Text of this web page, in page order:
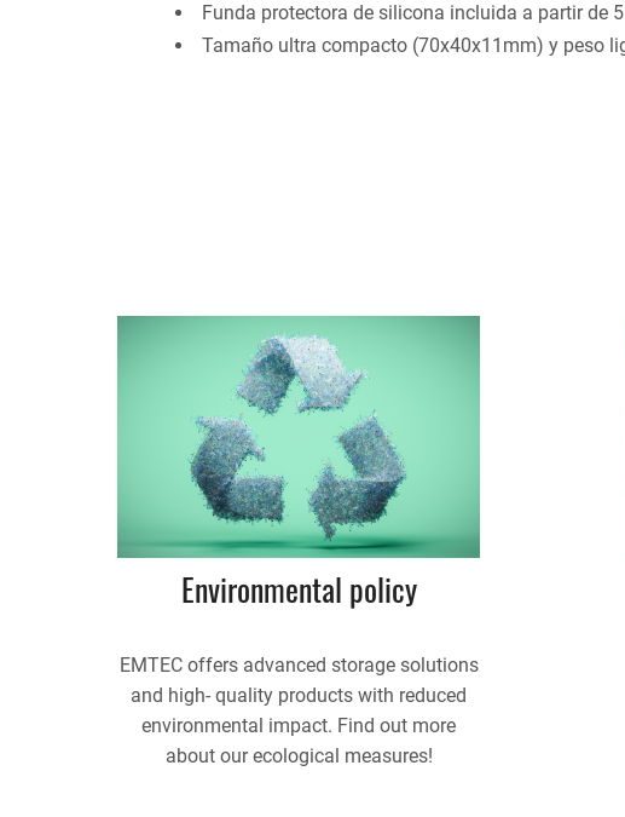
Funda protectora de silicona incluida a partir de
Tamaño ultra compacto (70x40x11mm) y peso
Environmental policy
EMTEC offers advanced storage solutions
and high- quality products with reduced
environmental impact. Find out more
about our ecological measures!